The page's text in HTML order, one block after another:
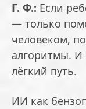
Г. Ф.: Если
— только
человеком,
алгоритмы. И
лёгкий путь.
ИИ как